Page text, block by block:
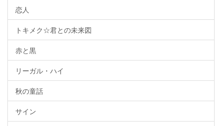
恋人
トキメク☆君との未来図
赤と黒
リーガル・ハイ
秋の童話
サイン